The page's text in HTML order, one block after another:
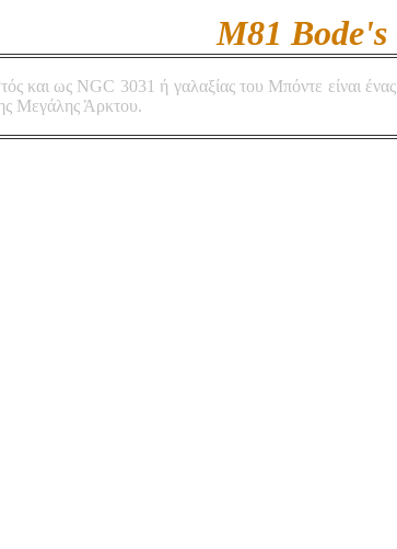
M81
και ως NGC 3031 ή γαλαξίας του Μπόντε είναι
Μεγάλης Άρκτου.